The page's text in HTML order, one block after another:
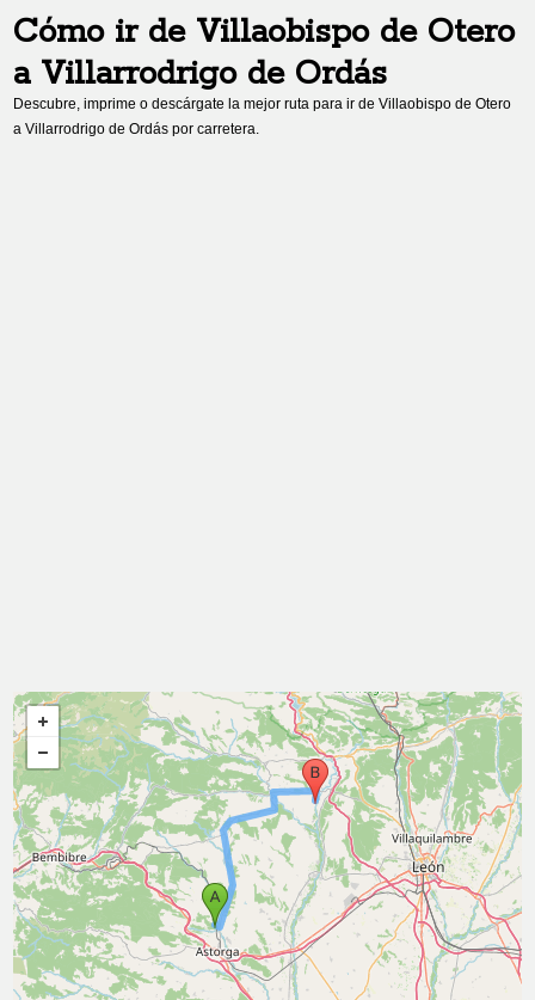
Cómo ir de Villaobispo de Otero
a Villarrodrigo de Ordás
Descubre, imprime o descárgate la mejor ruta para ir deVillaobispo de Otero
aVillarrodrigo de Ordás por carretera.